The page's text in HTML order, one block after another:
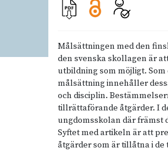
Målsättningen med den
den svenska skollagen är
utbildning som möjligt.
målsättning innehåller
och disciplin.
tillrättaförande åtgärder. I
ungdomsskolan där främst
Syftet med artikeln är att
åtgärder som är tillåtna i